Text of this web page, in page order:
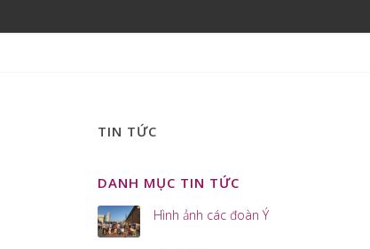
TIN TỨC
DANH MỤC TIN TỨC
Hình ảnh các đoàn Ý